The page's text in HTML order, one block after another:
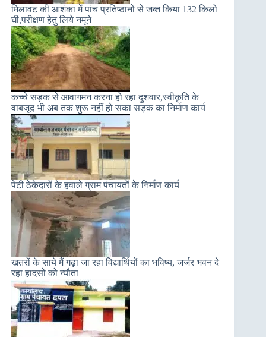
मिलावट की आशंका में पांच प्रतिष्ठानों से जब्त किया 132 किलो
घी,परीक्षण हेतु लिये नमूने
कच्चे सड़क से आवागमन करना हो रहा दुशवार,स्वीकृति के
वाबजूद भी अब तक शुरू नहीं हो सका सड़क का निर्माण कार्य
पेटी ठेकेदारों के हवाले ग्राम पंचायतों के निर्माण कार्य
खतरों के साये मैं गढ़ा जा रहा विद्यार्थियों का भविष्य, जर्जर भवन दे
रहा हादसों को न्यौता